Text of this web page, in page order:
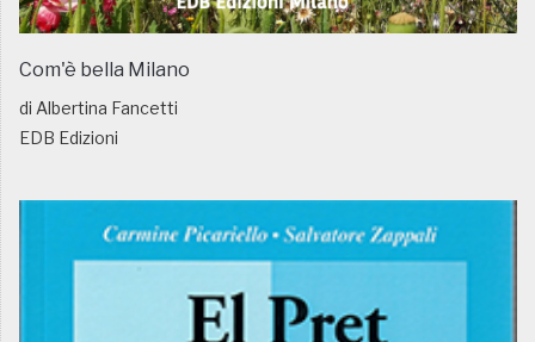
Com'è bella Milano
di Albertina Fancetti
EDB Edizioni